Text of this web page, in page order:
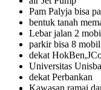
Pam Palyja bisa
bentuk tanah
Lebar jalan 2
parkir bisa 8 mobil
dekat
Universitas
dekat Perbankan
Kawasan ramai